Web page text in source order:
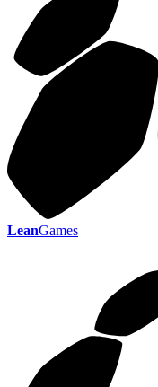
LeanGames